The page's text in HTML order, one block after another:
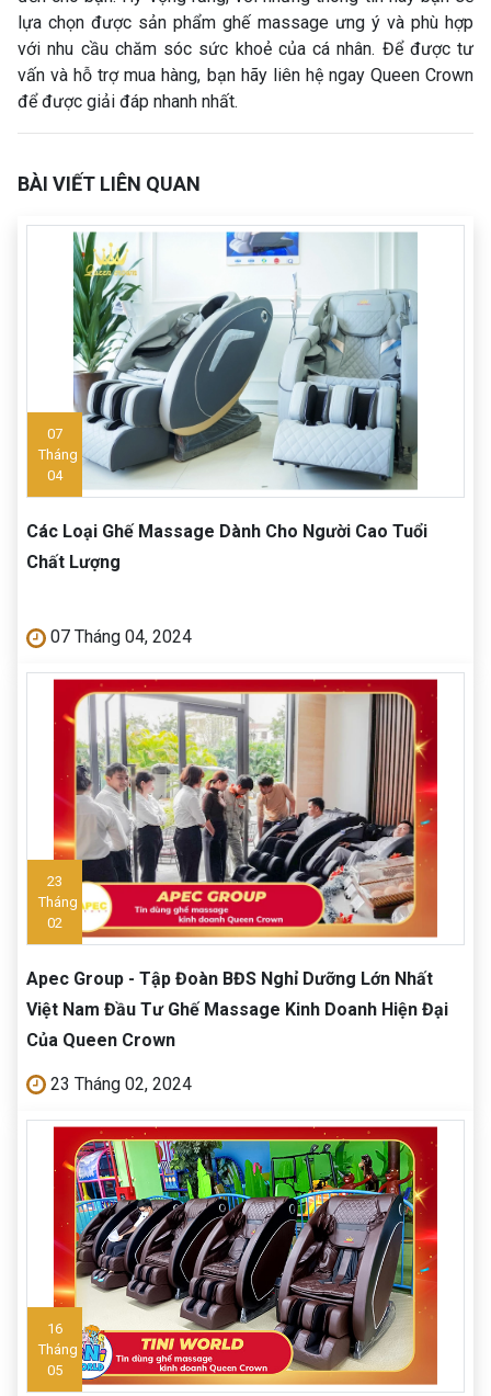
lựa chọn được sản phẩm ghế massage ưng ý và phù hợp
với nhu cầu chăm sóc sức khoẻ của cá nhân. Để được tư
vấn và hỗ trợ mua hàng, bạn hãy liên hệ ngay Queen Crown
để được giải đáp nhanh nhất.
BÀI VIẾT LIÊN QUAN
07
Tháng
04
Các Loại Ghế Massage Dành Cho Người Cao Tuổi
Chất Lượng
07 Tháng 04, 2024
23
Tháng
02
Apec Group - Tập Đoàn BĐS Nghỉ Dưỡng Lớn Nhất
Việt Nam Đầu Tư Ghế Massage Kinh Doanh Hiện Đại
Của Queen Crown
23 Tháng 02, 2024
16
Tháng
05